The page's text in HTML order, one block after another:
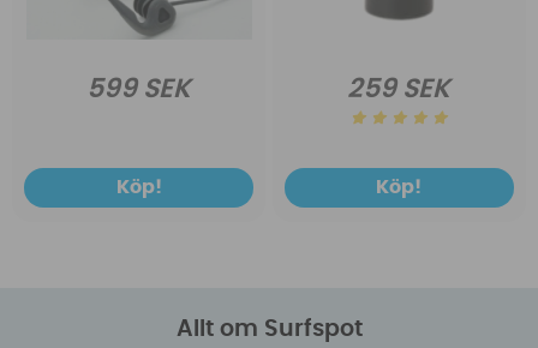
599 SEK
Köp!
259 SEK
Köp!
Allt om Surfspot